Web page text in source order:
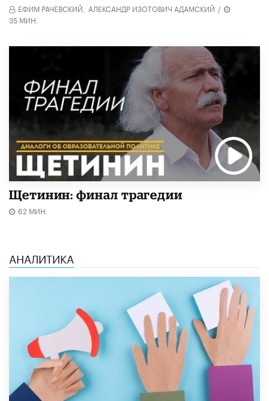
ЕФИМ РАЧЕВСКИЙ, АЛЕКСАНДР ИЗОТОВИЧ АДАМСКИЙ /
35 МИН.
Щетинин: финал трагедии
62 МИН.
АНАЛИТИКА